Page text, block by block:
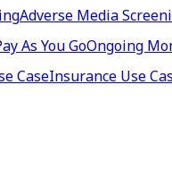
Adverse Media
As You GoOngoing
CaseInsurance Use